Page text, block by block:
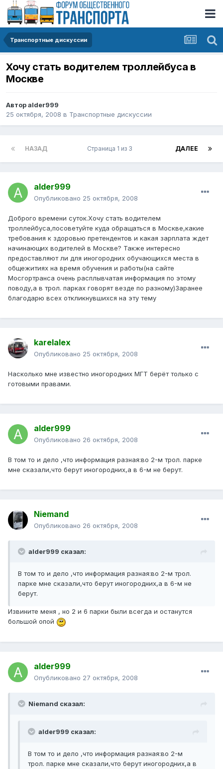
Транспортные дискуссии
Хочу стать водителем троллейбуса в
Москве
Авторalder999
25 октября, 2008 в Транспортные дискуссии
НАЗАД ДАЛЕЕ
Страница 1 из 3
alder999
Опубликовано 25 октября, 2008
Доброго времени суток.Хочу стать водителем
троллейбуса,посоветуйте куда обращаться в Москве,какие
требования к здоровью претендентов и какая зарплата ждет
начинающих водителей в Москве? Также интересно
предоставляют ли для иногородних обучающихся места в
общежитиях на время обучения и работы(на сайте
Мосгортранса очень расплывчатая информация по этому
поводу,а в трол. парках говорят везде по разному)Заранее
благодарю всех откликнувшихся на эту тему
karelalex
Опубликовано 25 октября, 2008
Насколько мне известно иногородних МГТ берёт только с
готовыми правами.
alder999
Опубликовано 26 октября, 2008
В том то и дело ,что информация разная:во 2-м трол. парке
мне сказали,что берут иногородних,а в 6-м не берут.
Niemand
Опубликовано 26 октября, 2008
alder999 сказал:
В том то и дело ,что информация разная:во 2-м трол.
парке мне сказали,что берут иногородних,а в 6-м не
берут.
Извините меня , но 2 и 6 парки были всегда и останутся
большой опой
alder999
Опубликовано 27 октября, 2008
Niemand сказал:
alder999 сказал:
В том то и дело ,что информация разная:во 2-м
трол. парке мне сказали,что берут иногородних,а в